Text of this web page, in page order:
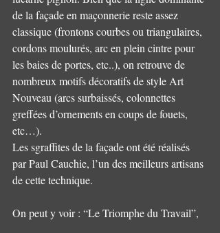
de la façade en maçonnerie reste assez
classique (frontons courbes ou triangulaires,
cordons moulurés, arc en plein cintre pour
les baies de portes, etc..), on retrouve de
nombreux motifs décoratifs de style Art
Nouveau (arcs surbaissés, colonnettes
greffées d’ornements en coups de fouets,
etc…).
Les sgraffites de la façade ont été réalisés
par Paul Cauchie, l’un des meilleurs artisans
de cette technique.
On peut y voir : “Le Triomphe du Travail”,